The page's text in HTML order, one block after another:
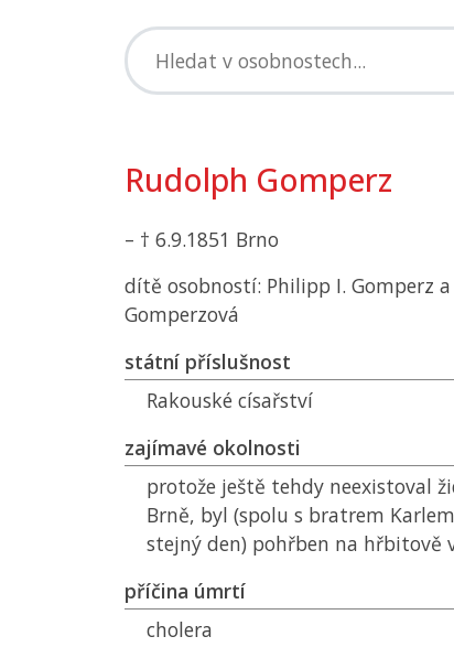
Rudolph Gomperz
– † 6.9.1851 Brno
dítě osobností: Philipp I. Gomperz
Gomperzová
státní příslušnost
Rakouské císařství
zajímavé okolnosti
protože ještě tehdy neexistoval
Brně, byl (spolu s bratrem
stejný den) pohřben na hřbitově
příčina úmrtí
cholera